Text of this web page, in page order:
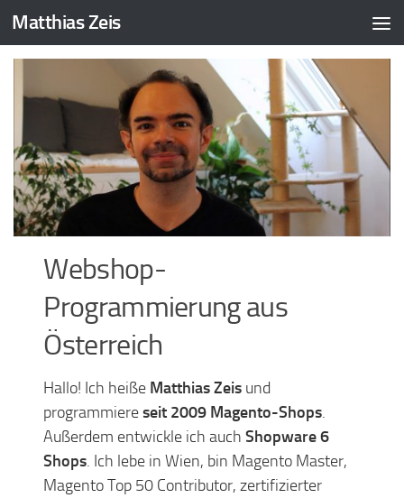
Zum Inhalt springen
Matthias Zeis
Webshop-
Programmierung aus
Österreich
Hallo! Ich heiße Matthias Zeis und
programmiereseit 2009 Magento-Shops.
Außerdem entwickle ich auchShopware 6
Shops. Ich lebe in Wien, bin Magento Master,
Magento Top 50 Contributor, zertifizierter